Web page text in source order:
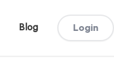
Blog Login